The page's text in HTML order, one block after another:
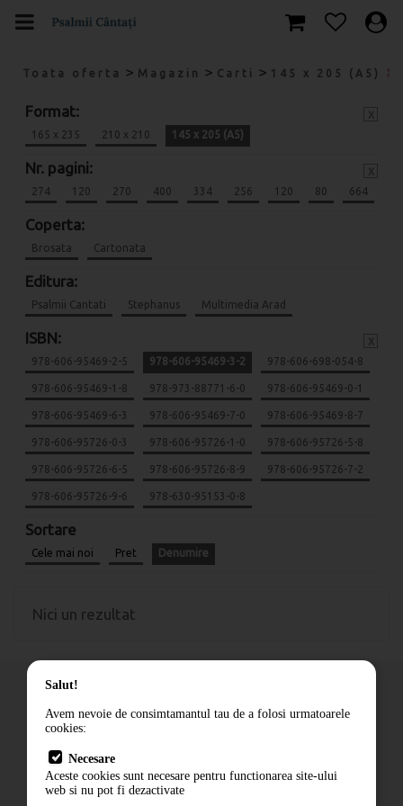
Toata oferta > Magazin > Carti > 145 x 205 (A5)
Format:
165 x 235 210 x 210 145 x 205 (A5)
Nr. pagini:
274 120 270 400 334 256 120 80 664
Coperta:
Brosata Cartonata
Editura:
Psalmii Cantati Stephanus Multimedia Arad
ISBN:
978-606-95469-2-5 978-606-95469-3-2 978-606-698-054-8
978-606-95469-1-8 978-973-88771-6-0 978-606-95469-0-1
978-606-95469-6-3 978-606-95469-7-0 978-606-95469-8-7
978-606-95726-0-3 978-606-95726-1-0 978-606-95726-5-8
978-606-95726-6-5 978-606-95726-8-9 978-606-95726-7-2
978-606-95726-9-6 978-630-95153-0-8
Sortare
Cele mai noi Pret Denumire
Nici un rezultat
Cum comand
Livrare
Contact
Salut!
Avem nevoie de consimtamantul tau de a folosi urmatoarele
cookies:
Necesare
Aceste cookies sunt necesare pentru functionarea site-ului
web si nu pot fi dezactivate